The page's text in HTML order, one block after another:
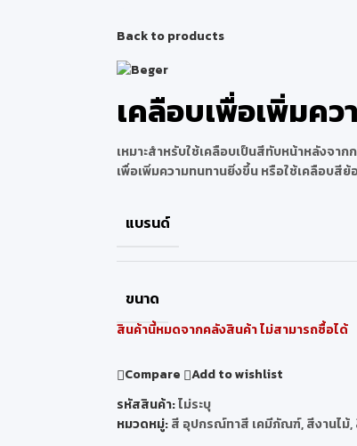
Back to products
เคลือบเพื่อเพิ่มค
เหมาะสำหรับใช้เคลือบเป็นสีทับหน้าหลังจา
เพื่อเพิ่มความทนทานยิ่งขึ้น หรือใช้เคลือบสี
แบรนด์
ขนาด
สินค้านี้หมดจากคลังสินค้า ไม่สามารถซื้อได้
Compare
Add to wishlist
รหัสสินค้า:ไม่ระบุ
หมวดหมู่:สี อุปกรณ์ทาสี เคมีภัณฑ์,สีงานไม้,